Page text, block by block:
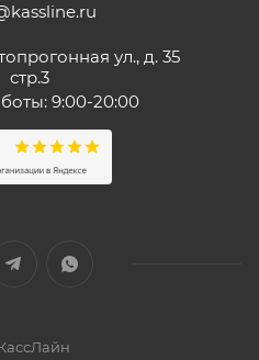
ул., д. 35
стр.3
9:00-20:00